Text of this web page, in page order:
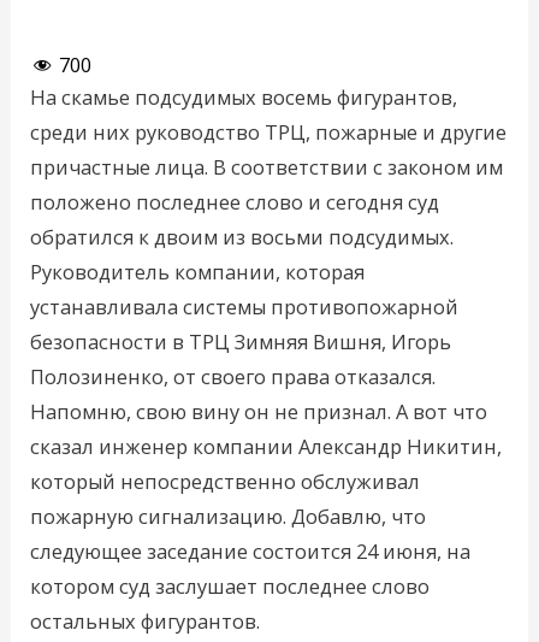
700
На скамье подсудимых восемь фигурантов,
среди них руководство ТРЦ, пожарные и другие
причастные лица. В соответствии с законом им
положено последнее слово и сегодня суд
обратился к двоим из восьми подсудимых.
Руководитель компании, которая
устанавливала системы противопожарной
безопасности в ТРЦ Зимняя Вишня, Игорь
Полозиненко, от своего права отказался.
Напомню, свою вину он не признал. А вот что
сказал инженер компании Александр Никитин,
который непосредственно обслуживал
пожарную сигнализацию. Добавлю, что
следующее заседание состоится 24 июня, на
котором суд заслушает последнее слово
остальных фигурантов.